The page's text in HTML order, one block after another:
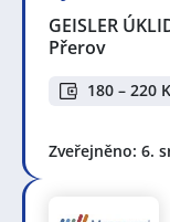
GEISLER
Přerov
180 – 220
Zveřejněno: 6.